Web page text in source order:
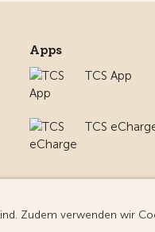
Apps
TCS App
TCS